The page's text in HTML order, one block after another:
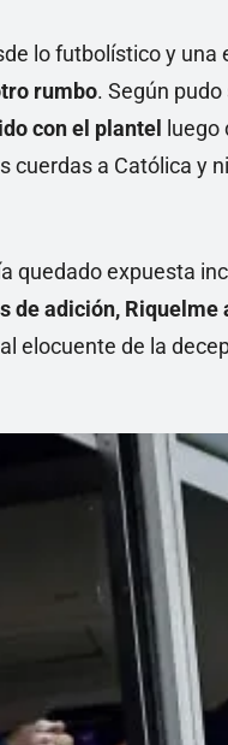
lo futbolístico y
rumbo. Según
con el plantel
cuerdas a Católica y
quedado expuesta
adición, Riquelme
elocuente de la